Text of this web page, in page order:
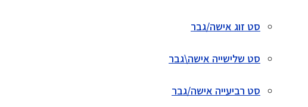
סט זוג אישה/גבר
סט שלישייה אישה\גבר
סט רביעייה אישה/גבר